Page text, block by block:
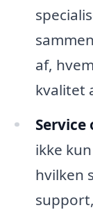
af,
kvalitet
Service
ikke
hvilken